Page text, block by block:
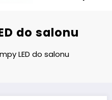
do salonu
LED do salonu